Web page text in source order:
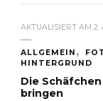
AKTUALISIERT AM 2.
ALLGEMEIN
HINTERGRUND
Die
bringen